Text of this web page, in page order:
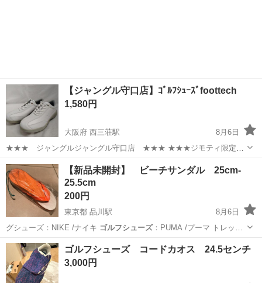
【ジャングル守口店】ｺﾞﾙﾌｼｭｰｽﾞfoottech
1,580円
大阪府 西三荘駅
8月6日
★★★ ジャングルジャングル守口店 ★★★ ★★★ジモティ限定始
めました！★★★ 店頭にて【ジモティを見た】と伝えていただきます
と、表示価格から【3%】オフ！ ぜひ店頭にてスタッフまでお伝えく
ださいませ。 ...
大阪 守口市 西三荘駅 ジャングル
【新品未開封】 ビーチサンダル 25cm-
25.5cm
200円
東京都 品川駅
8月6日
グシューズ：NIKE /ナイキ ゴルフシューズ：PUMA /プーマ トレッキ
ン…
東京 港区 品川駅 ビーチサンダル
ゴルフシューズ コードカオス 24.5センチ
3,000円